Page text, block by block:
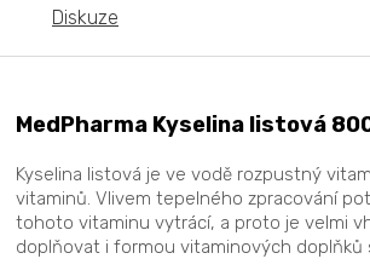
Diskuze
MedPharma Kyselina listová
Kyselina listová je ve vodě rozpustný
vitaminů. Vlivem tepelného zpracování
tohoto vitaminu vytrácí, a proto je velmi
doplňovat i formou vitaminových doplňků